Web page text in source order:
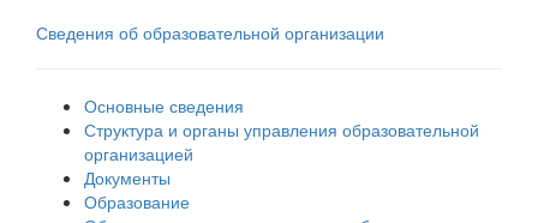
Сведения об образовательной организации
Основные сведения
Структура и органы управления образовательной
организацией
Документы
Образование